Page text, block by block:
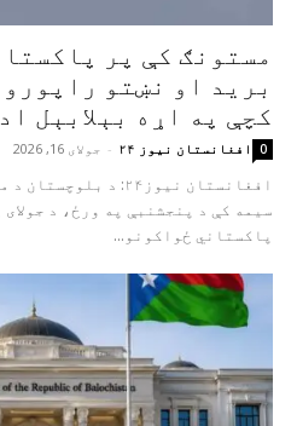
مستونګ کې پر
برید او نښتو
کچې په اړه بېلابېل
افغانستان نیوز ۲۴ - جولای 16, 2026 0
افغانستان نیوز۲۴: د
پاکستاني ځواکونو...